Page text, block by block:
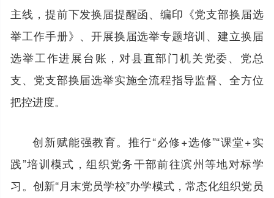
主线，提前下发换届提醒函、编印《党支部换届选
举工作手册》、开展换届选举专题培训、建立换届
选举工作进展台账，对县直部门机关党委、党总
支、党支部换届选举实施全流程指导监督、全方位
把控进度。
创新赋能强教育。推行“必修+选修”“课堂+实
践”培训模式，组织党务干部前往滨州等地对标学
习。创新“月末党员学校”办学模式，常态化组织党员